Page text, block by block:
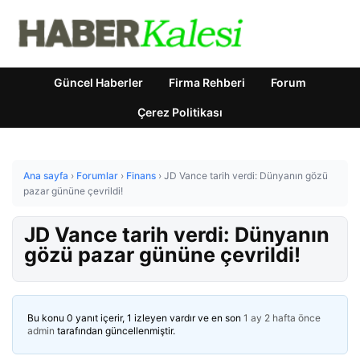
Güncel Haberler Firma Rehberi Forum
Çerez Politikası
Ana sayfa › Forumlar › Finans › JD Vance tarih verdi: Dünyanın gözü
pazar gününe çevrildi!
JD Vance tarih verdi: Dünyanın
gözü pazar gününe çevrildi!
Bu konu 0 yanıt içerir, 1 izleyen vardır ve en son 1 ay 2 hafta önce
admin tarafından güncellenmiştir.